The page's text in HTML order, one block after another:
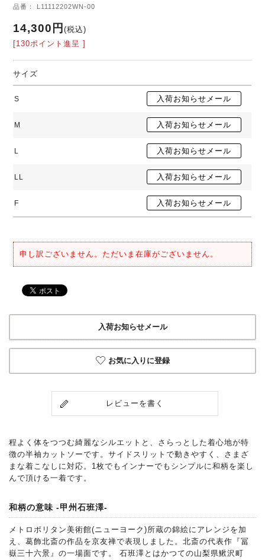
品番： L11112202WN-00
14,300円(税込)
[130ポイント進呈 ]
サイズ
S
M
L
LL
F
申し訳ございません。ただいま在庫がございません。
入荷お知らせメール
お気に入りに登録
レビューを書く
程よく体をつつむ綺麗なシルエットと、さらっとした着心地が特
徴の半袖カットソーです。サイドスリットで動きやすく、さまざ
まな着こなしに対応。1枚でもインナーでもシンプルに和柄を楽し
んで頂ける一着です。
和柄の意味 -甲州石班澤-
メトロポリタン美術館(ニューヨーク)所蔵の錦絵にアレンジを加
え、葛飾北斎の作品を京友禅で表現しました。北斎の代表作『冨
嶽三十六景』の一場面です。 石班澤とはかつての山梨県鰍沢町